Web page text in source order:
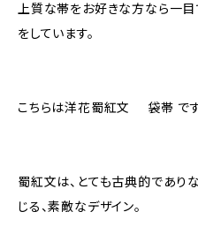
上質な帯をお好きな方なら一
をしています。
こちらは洋花蜀紅文 袋帯 です
蜀紅文は、とても古典的であり
じる、素敵なデザイン。